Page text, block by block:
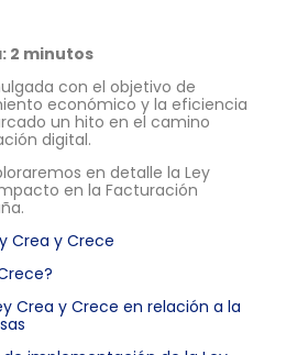
2 minutos
con el objetivo de
económico y la eficiencia
un hito en el camino
digital.
en detalle la Ley
en la Facturación
Crea y Crece
Crea y Crece en relación a la